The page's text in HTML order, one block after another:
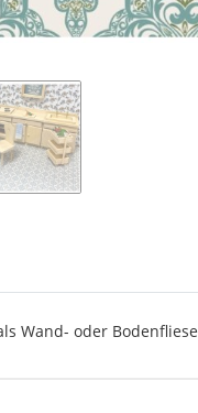
Wand- oder Bodenfliese